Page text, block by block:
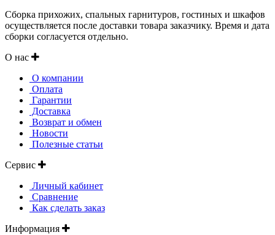
Сборка прихожих, спальных гарнитуров, гостиных и шкафов
осуществляется после доставки товара заказчику. Время и дата
сборки согласуется отдельно.
О нас
О компании
Оплата
Гарантии
Доставка
Возврат и обмен
Новости
Полезные статьи
Сервис
Личный кабинет
Сравнение
Как сделать заказ
Информация